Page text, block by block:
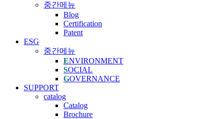
중간메뉴
Blog
Certification
Patent
ESG
중간메뉴
ENVIRONMENT
SOCIAL
GOVERNANCE
SUPPORT
catalog
Catalog
Brochure